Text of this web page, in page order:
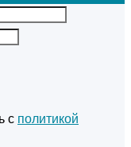
с политикой